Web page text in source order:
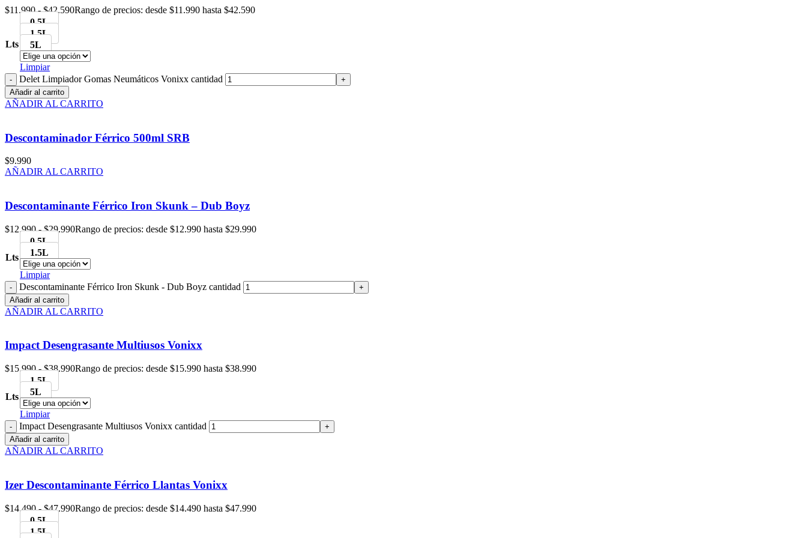
$11.990 - $42.590Rango de precios: desde $11.990 hasta $42.590
Lts
0.5L
1.5L
5L
Limpiar
Delet Limpiador Gomas Neumáticos Vonixx cantidad
Añadir al carrito
AÑADIR AL CARRITO
Descontaminador Férrico 500ml SRB
$9.990
AÑADIR AL CARRITO
Descontaminante Férrico Iron Skunk – Dub Boyz
$12.990 - $29.990Rango de precios: desde $12.990 hasta $29.990
Lts
0.5L
1.5L
Limpiar
Descontaminante Férrico Iron Skunk - Dub Boyz cantidad
Añadir al carrito
AÑADIR AL CARRITO
Impact Desengrasante Multiusos Vonixx
$15.990 - $38.990Rango de precios: desde $15.990 hasta $38.990
Lts
1.5L
5L
Limpiar
Impact Desengrasante Multiusos Vonixx cantidad
Añadir al carrito
AÑADIR AL CARRITO
Izer Descontaminante Férrico Llantas Vonixx
$14.490 - $47.990Rango de precios: desde $14.490 hasta $47.990
0.5L
1.5L